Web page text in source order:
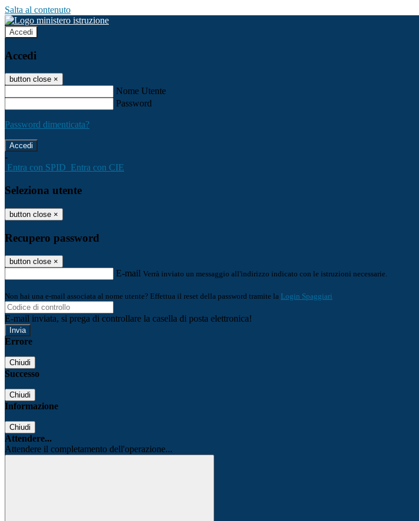
Salta al contenuto
Accedi
Accedi
button close ×
Nome Utente
Password
Password dimenticata?
-
Entra con SPID Entra con CIE
Seleziona utente
button close ×
Recupero password
button close ×
E-mail Verrà inviato un messaggio all'indirizzo indicato con le istruzioni necessarie.
Non hai una e-mail associata al nome utente? Effettua il reset della password tramite la Login Spaggiari
E-mail inviata, si prega di controllare la casella di posta elettronica!
Errore
Chiudi
Successo
Chiudi
Informazione
Chiudi
Attendere...
Attendere il completamento dell'operazione...